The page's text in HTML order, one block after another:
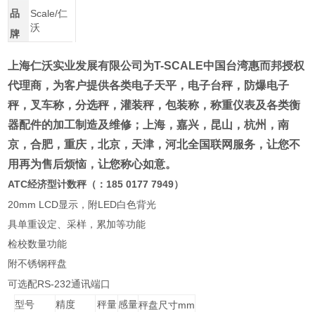
品
牌
Scale/仁
沃
上海仁沃实业发展有限公司为T-SCALE中国台湾惠而邦授权
代理商 ，为客户提供各类电子天平，电子台秤，防爆电子
秤，叉车称，分选秤，灌装秤，包装称，称重仪表及各类衡
器配件的加工制造及维修；
上海，嘉兴，昆山，杭州，南
京，合肥，重庆，北京，天津，河北全国联网服务 ，让您不
用再为售后烦恼，让您称心如意。
ATC经济型计数秤（： 185 0177 7949）
20mm LCD显示，附LED白色背光
具单重设定、采样，累加等功能
检校数量功能
附不锈钢秤盘
可选配RS-232通讯端口
型号
精度 秤量 感量秤盘尺寸mm